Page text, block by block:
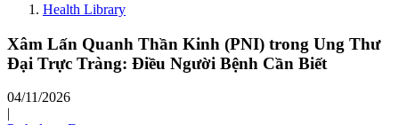
Health Library
Xâm Lấn Quanh Thần Kinh (PNI) trong Ung Thư
Đại Trực Tràng: Điều Người Bệnh Cần Biết
04/11/2026
|